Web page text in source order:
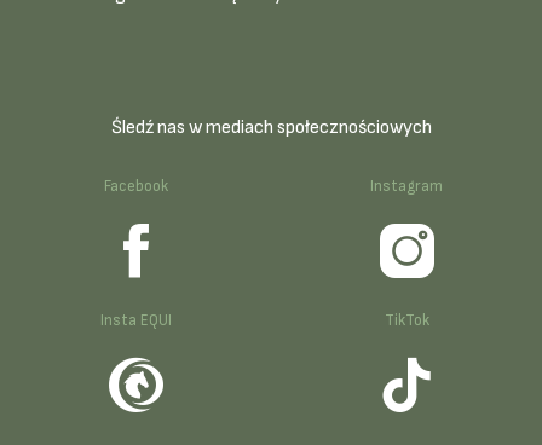
Śledź nas w mediach społecznościowych
Facebook Instagram
Insta EQUI TikTok